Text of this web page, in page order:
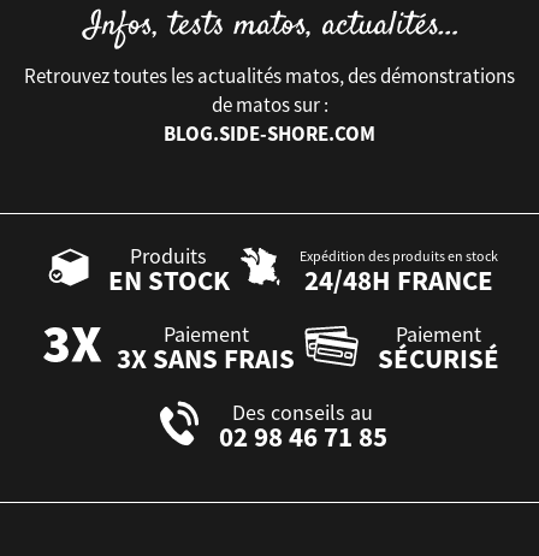
Retrouvez toutes les actualités matos, des démonstrations
de matos sur :
BLOG.SIDE-SHORE.COM
Produits
EN STOCK
Expédition des produits en stock
24/48H FRANCE
Paiement
3X SANS FRAIS
Paiement
SÉCURISÉ
Des conseils au
02 98 46 71 85